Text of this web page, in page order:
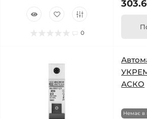
0
АСКО
Немає в